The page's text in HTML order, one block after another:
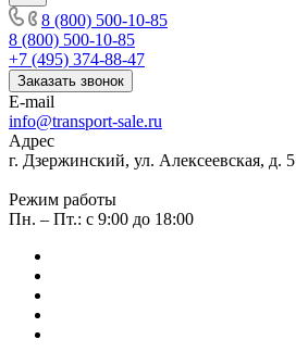
8 (800) 500-10-85
8 (800) 500-10-85
+7 (495) 374-88-47
Заказать звонок
E-mail
info@transport-sale.ru
Адрес
г. Дзержинский, ул. Алексеевская, д. 5
Режим работы
Пн. – Пт.: с 9:00 до 18:00